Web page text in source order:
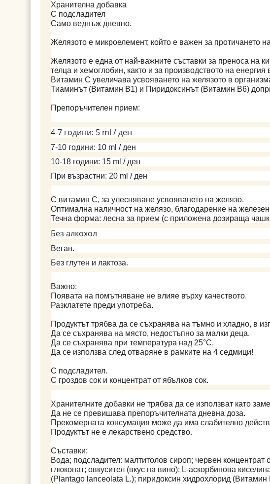
Хранителна добавка
С подсладител
Само веднъж дневно.
Желязото е микроелемент, който е важен за протичането
Желязото е една от най-важните съставки за преноса на
телца и хемоглобин, както и за производството на енергия
Витамин C увеличава усвояването на желязото в
Тиаминът (Витамин B1) и Пиридоксинът (Витамин B6)
Препоръчителен прием:
4-7 години: 5 ml / ден
7-10 години: 10 ml / ден
10-18 години: 15 ml / ден
При възрастни: 20 ml / ден
С витамин C, за улесняване усвояването на желязо.
Оптимална наличност на желязо, благодарение на железен
Течна форма: лесна за прием (с приложена дозираща
Без алкохол
Веган.
Без глутен и лактоза.
Важно:
Появата на помътняване не влияе върху качеството.
Разклатете преди употреба.
Продуктът трябва да се съхранява на тъмно и хладно, в
Да се съхранява на място, недостъпно за малки деца.
Да се съхранява при температура над 25°C.
Да се използва след отваряне в рамките на 4 седмици!
С подсладител.
С гроздов сок и концентрат от ябълков сок.
Хранителните добавки не трябва да се използват като
Да не се превишава препоръчителната дневна доза.
Прекомерната консумация може да има слабително
Продуктът не е лекарствено средство.
Съставки:
Вода; подсладител: малтитолов сироп; червен концентрат
глюконат; овкусител (вкус на вино); L-аскорбинова
(Plantago lanceolata L.); пиридоксин хидрохлорид